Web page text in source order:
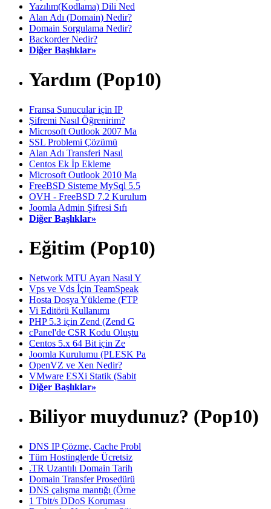
Yazılım(Kodlama) Dili Ned
Alan Adı (Domain) Nedir?
Domain Sorgulama Nedir?
Backorder Nedir?
Diğer Başlıklar»
Yardım (Pop10)
Fransa Sunucular için IP
Şifremi Nasıl Öğrenirim?
Microsoft Outlook 2007 Ma
SSL Problemi Çözümü
Alan Adı Transferi Nasıl
Centos Ek İp Ekleme
Microsoft Outlook 2010 Ma
FreeBSD Sisteme MySql 5.5
OVH - FreeBSD 7.2 Kurulum
Joomla Admin Şifresi Sıfı
Diğer Başlıklar»
Eğitim (Pop10)
Network MTU Ayarı Nasıl Y
Vps ve Vds İçin TeamSpeak
Hosta Dosya Yükleme (FTP
Vi Editörü Kullanımı
PHP 5.3 için Zend (Zend G
cPanel'de CSR Kodu Oluştu
Centos 5.x 64 Bit için Ze
Joomla Kurulumu (PLESK Pa
OpenVZ ve Xen Nedir?
VMware ESXi Statik (Sabit
Diğer Başlıklar»
Biliyor muydunuz? (Pop10)
DNS IP Çözme, Cache Probl
Tüm Hostinglerde Ücretsiz
.TR Uzantılı Domain Tarih
Domain Transfer Prosedürü
DNS çalışma mantığı (Örne
1 Tbit/s DDoS Koruması